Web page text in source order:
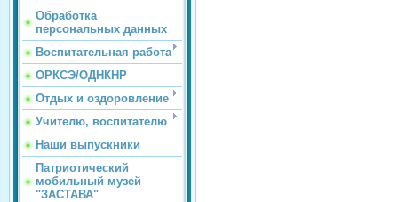
Обработка
персональных данных
Воспитательная работа
ОРКСЭ/ОДНКНР
Отдых и оздоровление
Учителю, воспитателю
Наши выпускники
Патриотический
мобильный музей
"ЗАСТАВА"